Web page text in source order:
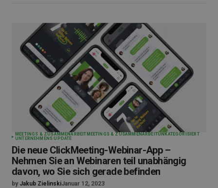
MEETINGS & ZUSAMMENARBEIT MEETINGS & ZUSAMMENARBEITUNKATEGORISIERT
UNTERNEHMENS UPDATE
Die neue ClickMeeting-Webinar-App –
Nehmen Sie an Webinaren teil unabhängig
davon, wo Sie sich gerade befinden
by Jakub ZielinskiJanuar 12, 2023